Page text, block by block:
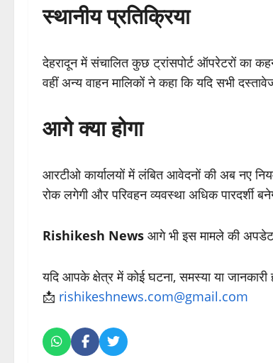
स्थानीय प्रतिक्रिया
देहरादून में संचालित कुछ ट्रांसपोर्ट ऑपरेटरों का
वहीं अन्य वाहन मालिकों ने कहा कि यदि सभी
आगे क्या होगा
आरटीओ कार्यालयों में लंबित आवेदनों की अब नए
रोक लगेगी और परिवहन व्यवस्था अधिक पारदर्शी
Rishikesh News आगे भी इस मामले की अपडेट
यदि आपके क्षेत्र में कोई घटना, समस्या या
📩 rishikeshnews.com@gmail.com